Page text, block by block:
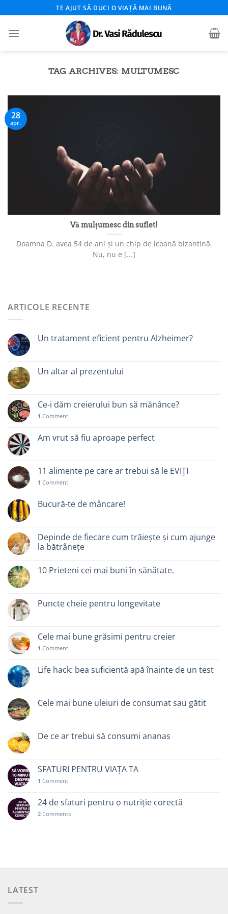
to
content
TE AJUT SĂ DUCI O VIAȚĂ MAI BUNĂ
TAG ARCHIVES: MULTUMESC
Vă mulțumesc din suflet!
Doamna D. avea 54 de ani și un chip de icoană bizantină.
Nu, nu e [...]
28
apr.
ARTICOLE RECENTE
Un tratament eficient pentru Alzheimer?
Un altar al prezentului
Ce-i dăm creierului bun să mănânce?
1 Comment
Am vrut să fiu aproape perfect
11 alimente pe care ar trebui să le EVIȚI
1 Comment
Bucură-te de mâncare!
Depinde de fiecare cum trăiește și cum ajunge
la bătrânețe
10 Prieteni cei mai buni în sănătate.
Puncte cheie pentru longevitate
Cele mai bune grăsimi pentru creier
1 Comment
Life hack: bea suficientă apă înainte de un test
Cele mai bune uleiuri de consumat sau gătit
De ce ar trebui să consumi ananas
SFATURI PENTRU VIAȚA TA
1 Comment
24 de sfaturi pentru o nutriție corectă
2 Comments
LATEST